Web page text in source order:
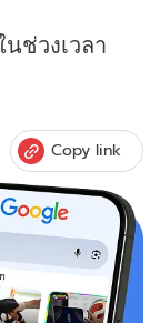
นช่วงเวลา
Copy link